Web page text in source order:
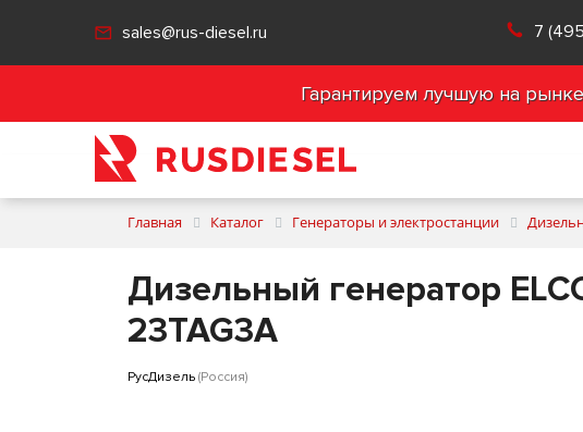
sales@rus-diesel.ru 7
Гарантируем лучшую на
Главная Каталог Генераторы и электростанции
Дизельный генератор
23TAG3A
РусДизель (Россия)